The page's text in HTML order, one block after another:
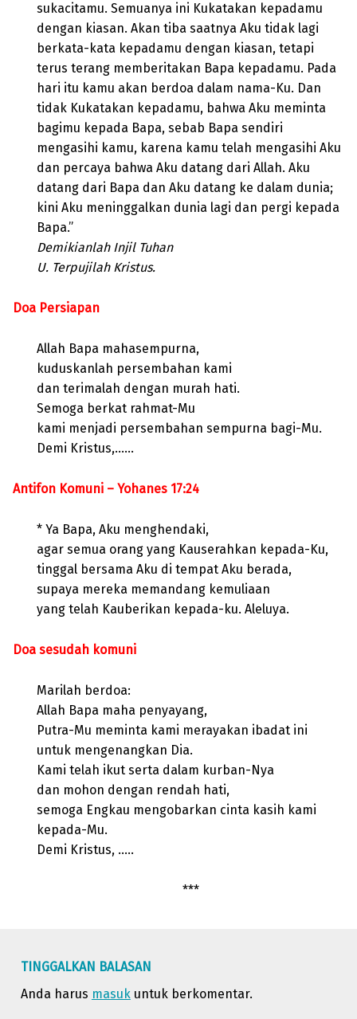
sukacitamu. Semuanya ini Kukatakan kepadamu
dengan kiasan. Akan tiba saatnya Aku tidak lagi
berkata-kata kepadamu dengan kiasan, tetapi
terus terang memberitakan Bapa kepadamu. Pada
hari itu kamu akan berdoa dalam nama-Ku. Dan
tidak Kukatakan kepadamu, bahwa Aku meminta
bagimu kepada Bapa, sebab Bapa sendiri
mengasihi kamu, karena kamu telah mengasihi Aku
dan percaya bahwa Aku datang dari Allah. Aku
datang dari Bapa dan Aku datang ke dalam dunia;
kini Aku meninggalkan dunia lagi dan pergi kepada
Bapa.”
Demikianlah Injil Tuhan
U. Terpujilah Kristus.
Doa Persiapan
Allah Bapa mahasempurna,
kuduskanlah persembahan kami
dan terimalah dengan murah hati.
Semoga berkat rahmat-Mu
kami menjadi persembahan sempurna bagi-Mu.
Demi Kristus,……
Antifon Komuni – Yohanes 17:24
* Ya Bapa, Aku menghendaki,
agar semua orang yang Kauserahkan kepada-Ku,
tinggal bersama Aku di tempat Aku berada,
supaya mereka memandang kemuliaan
yang telah Kauberikan kepada-ku. Aleluya.
Doa sesudah komuni
Marilah berdoa:
Allah Bapa maha penyayang,
Putra-Mu meminta kami merayakan ibadat ini
untuk mengenangkan Dia.
Kami telah ikut serta dalam kurban-Nya
dan mohon dengan rendah hati,
semoga Engkau mengobarkan cinta kasih kami
kepada-Mu.
Demi Kristus, …..
***
TINGGALKAN BALASAN
Anda harus masukuntuk berkomentar.